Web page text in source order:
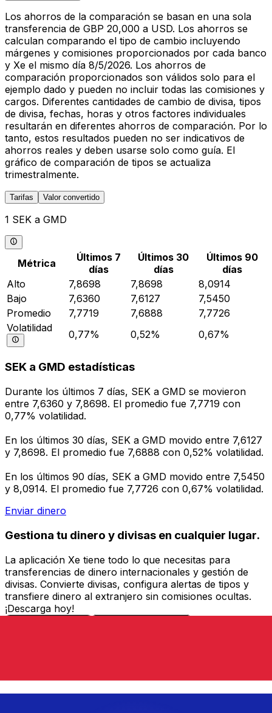
Los ahorros de la comparación se basan en una sola
transferencia de GBP 20,000 a USD. Los ahorros se
calculan comparando el tipo de cambio incluyendo
márgenes y comisiones proporcionados por cada banco
y Xe el mismo día 8/5/2026. Los ahorros de
comparación proporcionados son válidos solo para el
ejemplo dado y pueden no incluir todas las comisiones y
cargos. Diferentes cantidades de cambio de divisa, tipos
de divisa, fechas, horas y otros factores individuales
resultarán en diferentes ahorros de comparación. Por lo
tanto, estos resultados pueden no ser indicativos de
ahorros reales y deben usarse solo como guía. El
gráfico de comparación de tipos se actualiza
trimestralmente.
Tarifas Valor convertido
1 SEK a GMD
Métrica
Últimos 7
días
Últimos 30
días
Últimos 90
días
Alto
7,8698 7,8698
8,0914
Bajo
7,6360 7,6127
7,5450
Promedio
7,7719 7,6888
7,7726
Volatilidad
0,77% 0,52% 0,67%
SEK a GMD estadísticas
Durante los últimos 7 días, SEK a GMD se movieron
entre 7,6360 y 7,8698. El promedio fue 7,7719 con
0,77% volatilidad.
En los últimos 30 días, SEK a GMD movido entre 7,6127
y 7,8698. El promedio fue 7,6888 con 0,52% volatilidad.
En los últimos 90 días, SEK a GMD movido entre 7,5450
y 8,0914. El promedio fue 7,7726 con 0,67% volatilidad.
Enviar dinero
Gestiona tu dinero y divisas en cualquier lugar.
La aplicación Xe tiene todo lo que necesitas para
transferencias de dinero internacionales y gestión de
divisas. Convierte divisas, configura alertas de tipos y
transfiere dinero al extranjero sin comisiones ocultas.
¡Descarga hoy!